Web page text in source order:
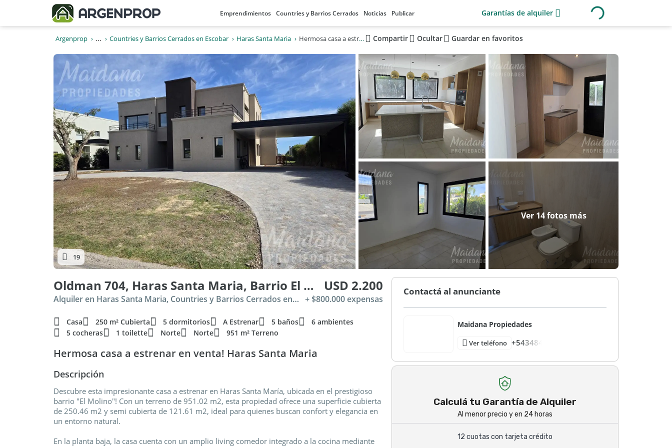
Emprendimientos Countries y Barrios Cerrados Noticias Publicar Garantías de alquiler
Argenprop ... Countries y Barrios Cerrados en Escobar Haras Santa Maria Hermosa casa a estrenar en venta! Haras Santa Maria Compartir Ocultar Guardar en favoritos
Ver 14 fotos más
19
Oldman 704, Haras Santa Maria, Barrio El Molino USD 2.200
Alquiler en Haras Santa Maria, Countries y Barrios Cerrados en Escobar + $800.000 expensas
Casa 250 m² Cubierta 5 dormitorios A Estrenar 5 baños
6 ambientes
5 cocheras
1 toilette Norte Norte 951 m² Terreno
Hermosa casa a estrenar en venta! Haras Santa Maria
Descripción
Descubre esta impresionante casa a estrenar en Haras Santa María, ubicada en el prestigioso
barrio "El Molino"! Con un terreno de 951.02 m2, esta propiedad ofrece una superficie cubierta
de 250.46 m2 y semi cubierta de 121.61 m2, ideal para quienes buscan confort y elegancia en
un entorno natural.
En la planta baja, la casa cuenta con un amplio living comedor integrado a la cocina mediante
Contactá al anunciante
Maidana Propiedades
Ver teléfono +543484
Calculá tu Garantía de Alquiler
Al menor precio y en 24 horas
12 cuotas con tarjeta crédito